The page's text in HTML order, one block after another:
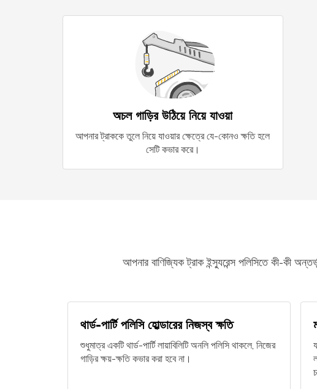
অচল গাড়ির উঠিয়ে নিয়ে যাওয়া
আপনার ট্রাককে তুলে নিয়ে যাওয়ার ক্ষেত্রে যে-কোনও ক্ষতি হলে
সেটি কভার করে।
আপনার বাণিজ্যিক ট্রাক ইন্স্যুরেন্স পলিসিতে কী-কী
থার্ড-পার্টি পলিসি হোল্ডারের নিজস্ব ক্ষতি
শুধুমাত্র একটি থার্ড-পার্টি লায়াবিলিটি অনলি পলিসি থাকলে, নিজের
গাড়ির ক্ষয়-ক্ষতি কভার করা হবে না।